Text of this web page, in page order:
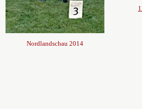
Nordlandschau 2014